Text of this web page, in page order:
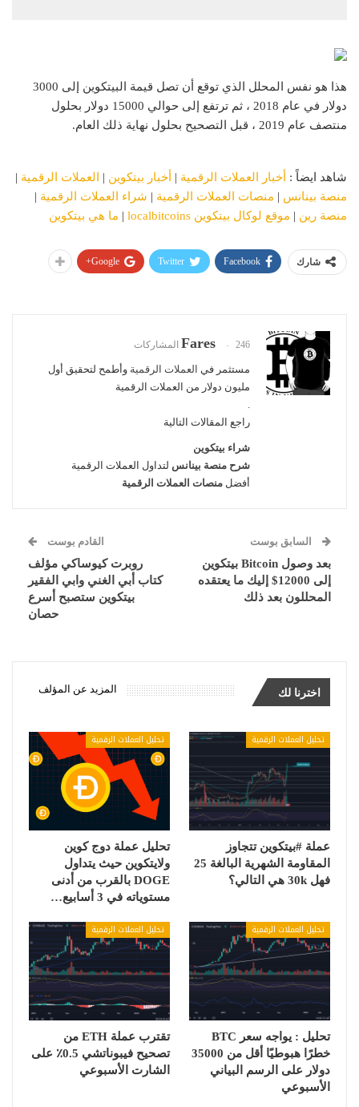
هذا هو نفس المحلل الذي توقع أن تصل قيمة البيتكوين إلى 3000
دولار في عام 2018 ، ثم ترتفع إلى حوالي 15000 دولار بحلول
منتصف عام 2019 ، قبل التصحيح بحلول نهاية ذلك العام.
شاهد ايضاً : أخبار العملات الرقمية | أخبار بيتكوين | العملات الرقمية |
منصة بينانس | منصات العملات الرقمية | شراء العملات الرقمية |
منصة رين | موقع لوكال بيتكوين localbitcoins | ما هي بيتكوين
شارك Facebook
Twitter
Google+
Fares 246 المشاركات
مستثمر في العملات الرقمية وأطمح لتحقيق أول
مليون دولار من العملات الرقمية
راجع المقالات التالية
شراء بيتكوين
شرح منصة بينانس لتداول العملات الرقمية
أفضل منصات العملات الرقمية
السابق بوست
بعد وصول Bitcoin بيتكوين
إلى 12000$ إليك ما يعتقده
المحللون بعد ذلك
القادم بوست
روبرت كيوساكي مؤلف
كتاب أبي الغني وابي الفقير
بيتكوين ستصبح أسرع
حصان
اخترنا لك المزيد عن المؤلف
تحليل العملات الرقمية
عملة #بيتكوين تتجاوز
المقاومة الشهرية البالغة 25
فهل 30k هي التالي؟
تحليل العملات الرقمية
تحليل عملة دوج كوين
ولايتكوين حيث يتداول
DOGE بالقرب من أدنى
مستوياته في 3 أسابيع…
تحليل العملات الرقمية
تحليل : يواجه سعر BTC
خطرًا هبوطيًا أقل من 35000
دولار على الرسم البياني
الأسبوعي
تحليل العملات الرقمية
تقترب عملة ETH من
تصحيح فيبوناتشي 0.5٪ على
الشارت الأسبوعي